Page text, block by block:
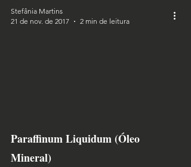
Paraffinum Liquidum (Óleo
Mineral)
Stefânia Martins
21 de nov. de 2017
2 min de leitura